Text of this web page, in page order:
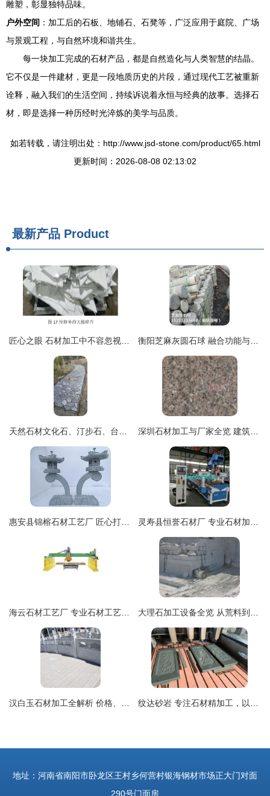
雕塑，彰显独特品味。
户外空间 ：加工后的石板、地铺石、石凳等，广泛应用于庭院、广场
与景观工程，与自然环境和谐共生。
每一块加工完成的石材产品，都是自然造化与人类智慧的结晶。
它不仅是一件建材，更是一段地质历史的片段，通过现代工艺被重新
诠释，融入我们的生活空间，持续诉说着永恒与经典的故事。选择石
材，即是选择一种历经时光淬炼的美学与品质。
如若转载，请注明出处：http://www.jsd-stone.com/product/65.html
更新时间：2026-08-08 02:13:02
最新产品 Product
地址：河南省南阳市卧龙区王村乡何营村银海钢材市场正大门对面
290号门面房